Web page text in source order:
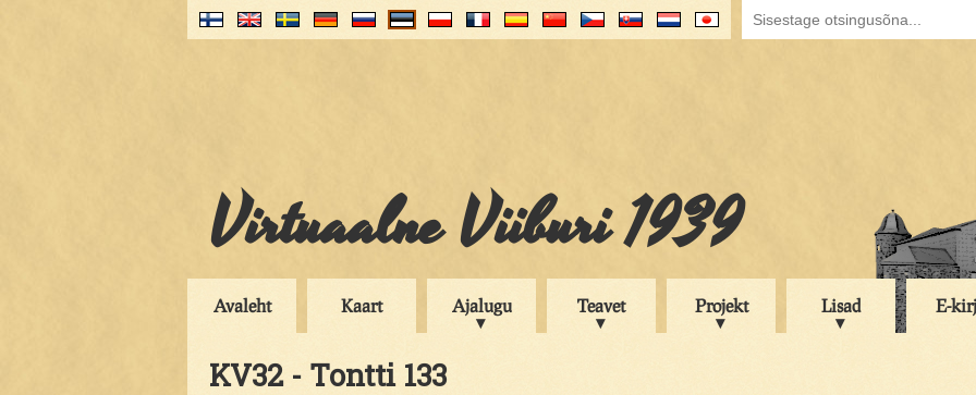
Virtuaalne Viiburi 1939
Avaleht Kaart Ajalugu Teavet Projekt Lisad E-
KV32 - Tontti 133